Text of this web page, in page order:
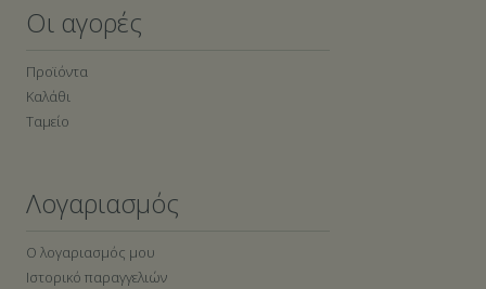
Οι αγορές
Προϊόντα
Καλάθι
Ταμείο
Λογαριασμός
Ο λογαριασμός μου
Ιστορικό παραγγελιών